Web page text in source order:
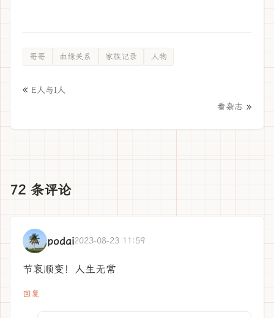
哥哥 血缘关系 家族记录 人物
« E人与I人
看杂志 »
72 条评论
podai2023-08-23 11:59
节哀顺变！人生无常
回复